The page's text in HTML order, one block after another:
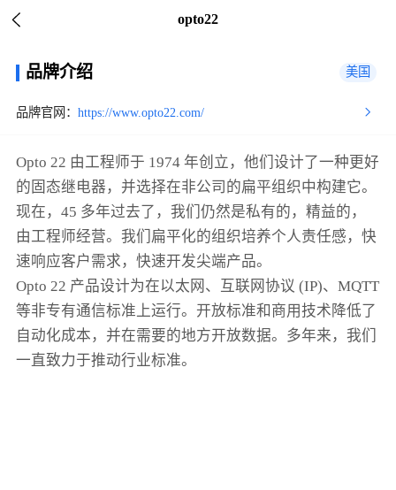
opto22
品牌介绍 美国
品牌官网： https://www.opto22.com/
Opto 22 由工程师于 1974 年创立，他们设计了一种更好
的固态继电器，并选择在非公司的扁平组织中构建它。
现在，45 多年过去了，我们仍然是私有的，精益的，
由工程师经营。我们扁平化的组织培养个人责任感，快
速响应客户需求，快速开发尖端产品。
Opto 22 产品设计为在以太网、互联网协议 (IP)、MQTT
等非专有通信标准上运行。开放标准和商用技术降低了
自动化成本，并在需要的地方开放数据。多年来，我们
一直致力于推动行业标准。